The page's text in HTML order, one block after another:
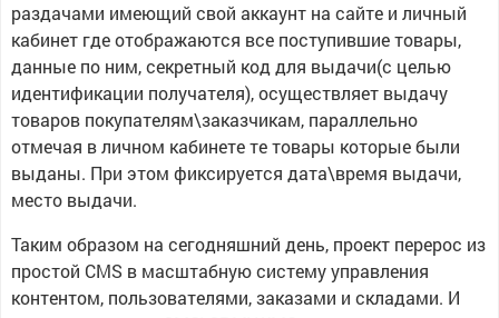
раздачами имеющий свой аккаунт на сайте и личный
кабинет где отображаются все поступившие товары,
данные по ним, секретный код для выдачи(с целью
идентификации получателя), осуществляет выдачу
товаров покупателям\заказчикам, параллельно
отмечая в личном кабинете те товары которые были
выданы. При этом фиксируется дата\время выдачи,
место выдачи.
Таким образом на сегодняшний день, проект перерос из
простой CMS в масштабную систему управления
контентом, пользователями, заказами и складами. И